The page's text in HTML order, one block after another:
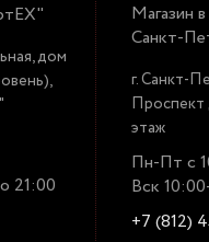
дом
21:00
Магазин
Санкт-
г. Санкт-
Проспект
этаж
Пн-Пт с
Вск
+7 (812)